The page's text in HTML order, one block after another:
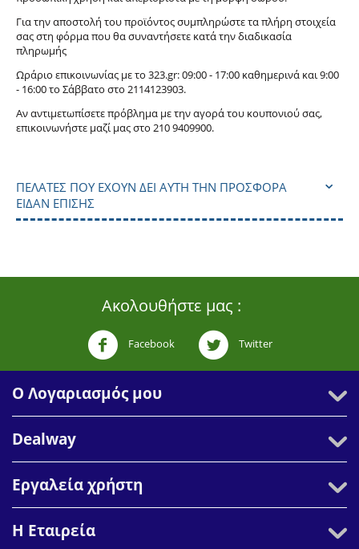
Για την αποστολή του προϊόντος συμπληρώστε τα πλήρη στοιχεία
σας στη φόρμα που θα συναντήσετε κατά την διαδικασία
πληρωμής
Ωράριο επικοινωνίας με το 323.gr: 09:00 - 17:00 καθημερινά και 9:00
- 16:00 το Σάββατο στο 2114123903.
Αν αντιμετωπίσετε πρόβλημα με την αγορά του κουπονιού σας,
επικοινωνήστε μαζί μας στο 210 9409900.
ΠΕΛΆΤΕΣ ΠΟΥ ΈΧΟΥΝ ΔΕΙ ΑΥΤΉ ΤΗΝ ΠΡΟΣΦΟΡΆ
ΕΊΔΑΝ ΕΠΊΣΗΣ
Ακολουθήστε μας :
Facebook Twitter
Ο Λογαριασμός μου
Dealway
Εργαλεία χρήστη
Η Εταιρεία